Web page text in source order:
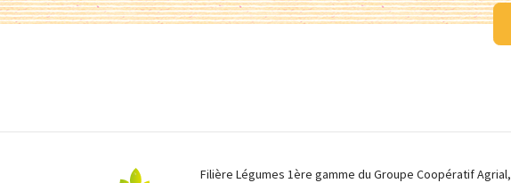
Filière Légumes 1ère gamme du Groupe Coopératif Agrial,